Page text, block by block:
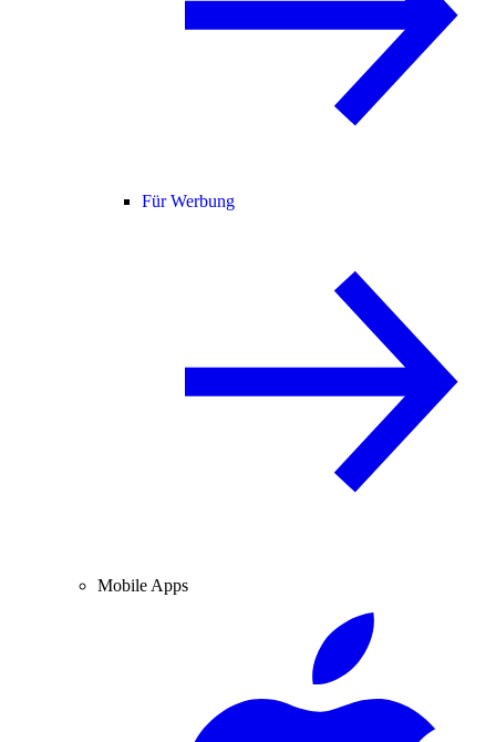
Für Werbung
Mobile Apps